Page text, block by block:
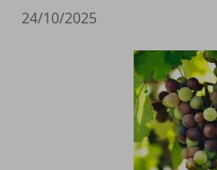
24/10/2025